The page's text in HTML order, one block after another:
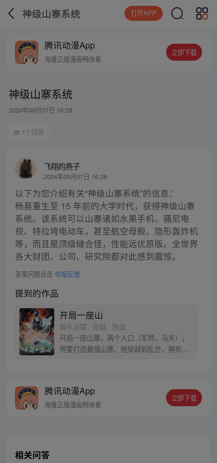
神级山寨系统 打开APP
腾讯动漫App
海量正版漫画畅快看
立即下载
神级山寨系统
2024年09月07日 16:28
1个回答
飞翔的燕子
2024年09月07日 16:28
以下为您介绍有关“神级山寨系统”的信息：
杨易重生至 15 年前的大学时代，获得神级山寨
系统。该系统可以山寨诸如水果手机、骚尼电
视、特拉垮电动车，甚至航空母舰、隐形轰炸机
等，而且是顶级缝合怪，性能远优原版。全世界
各大财团、公司、研究院都对此感到震惊。
答案问题点击 举报反馈
提到的作品
开局一座山
娱乐没错 · 穿越 · 热血
开局一座山寨，两个人口（军师，马夫），
将要打造最强山寨。他穿越到乱世，拥有一
名震古今，问一声：王侯将相，宁有种乎！
腾讯动漫App
海量正版漫画畅快看
立即下载
相关问答